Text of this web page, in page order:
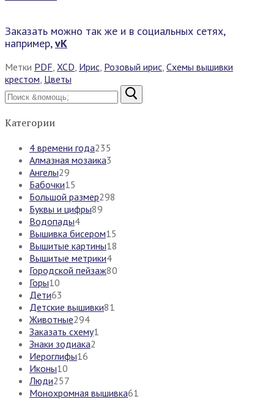
Заказать можно так же и в социальных сетях,
например,vK
Метки PDF XCD Ирис Розовый ирис Схемы вышивки
крестом Цветы
Найти:
Категории
4 времени года235
Алмазная мозаика3
Ангелы29
Бабочки15
Большой размер298
Буквы и цифры89
Водопады4
Вышивка бисером15
Вышитые картины18
Вышитые метрики4
Городской пейзаж80
Горы10
Дети63
Детские вышивки81
Животные294
Заказать схему1
Знаки зодиака2
Иероглифы16
Иконы10
Люди257
Монохромная вышивка61